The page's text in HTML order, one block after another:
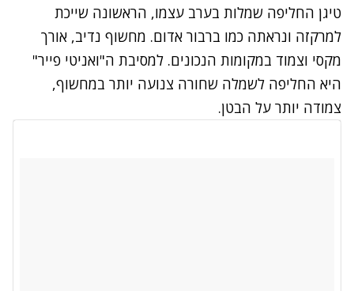
טיגן החליפה שמלות בערב עצמו, הראשונה שייכת
למרקזה ונראתה כמו ברבור אדום. מחשוף נדיב, אורך
מקסי וצמוד במקומות הנכונים. למסיבת ה"ואניטי פייר"
היא החליפה לשמלה שחורה צנועה יותר במחשוף,
צמודה יותר על הבטן.